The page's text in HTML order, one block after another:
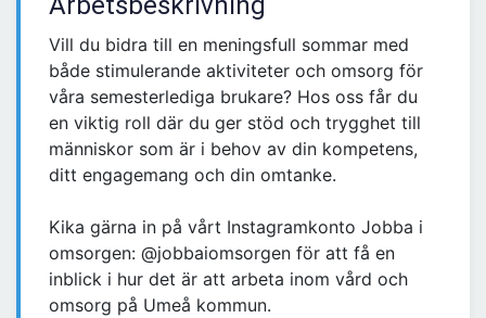
Vill du bidra till en meningsfull sommar med
både stimulerande aktiviteter och omsorg för
våra semesterlediga brukare? Hos oss får du
en viktig roll där du ger stöd och trygghet till
människor som är i behov av din kompetens,
ditt engagemang och din omtanke.
Kika gärna in på vårt Instagramkonto Jobba i
omsorgen: @jobbaiomsorgen för att få en
inblick i hur det är att arbeta inom vård och
omsorg på Umeå kommun.